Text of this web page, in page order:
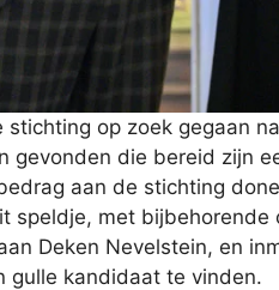
stichting op zoek gegaan
gevonden die bereid zijn
aan de stichting
speldje, met
Deken Nevelstein, en
gulle kandidaat te vinden.